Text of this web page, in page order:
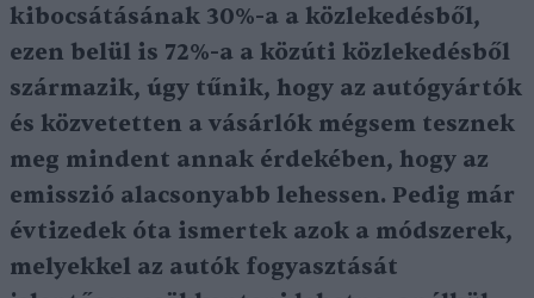
kibocsátásának 30%-a a közlekedésből,
ezen belül is 72%-a a közúti közlekedésből
származik, úgy tűnik, hogy az autógyártók
és közvetetten a vásárlók mégsem tesznek
meg mindent annak érdekében, hogy az
emisszió alacsonyabb lehessen. Pedig már
évtizedek óta ismertek azok a módszerek,
melyekkel az autók fogyasztását